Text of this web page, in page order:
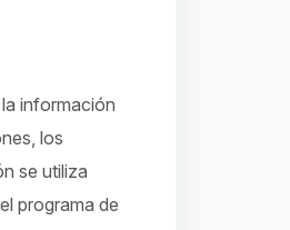
información
los
se utiliza
programa de